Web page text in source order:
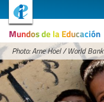
Mundos de la Educación
Photo: Arne Hoel / World Bank